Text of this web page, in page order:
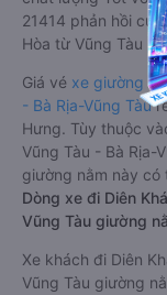
21414 phản hồi
Hòa từ Vũng Tàu -
Giá vé xe giường
- Bà Rịa-Vũng Tàu
Hưng. Tùy thuộc
Vũng Tàu - Bà Rịa-
giường nằm này có
Dòng xe đi Diên
Vũng Tàu giường
Xe khách đi Diên
Vũng Tàu giường